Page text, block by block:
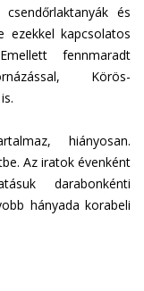
és
ezekkel kapcsolatos
fennmaradt
Körös-
hiányosan.
Az iratok évenként
darabonkénti
hányada korabeli